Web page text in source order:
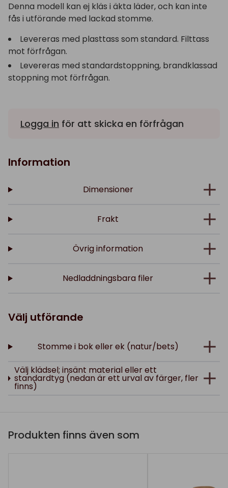
Denna modell kan ej kläs i äkta läder, och kan inte
fås i utförande med lackad stomme.
Levereras med plasttass som standard. Filttass
mot förfrågan.
Levereras med standardstoppning, brandklassad
stoppning mot förfrågan.
Logga in för att skicka en förfrågan
Information
Dimensioner
Frakt
Övrig information
Nedladdningsbara filer
Välj utförande
Stomme i bok eller ek (natur/bets)
Välj klädsel; insänt material eller ett
standardtyg (nedan är ett urval av färger, fler
finns)
Produkten finns även som